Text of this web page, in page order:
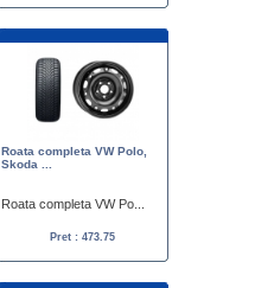
Roata completa VW Polo,
Skoda ...
Roata completa VW Po...
Pret : 473.75